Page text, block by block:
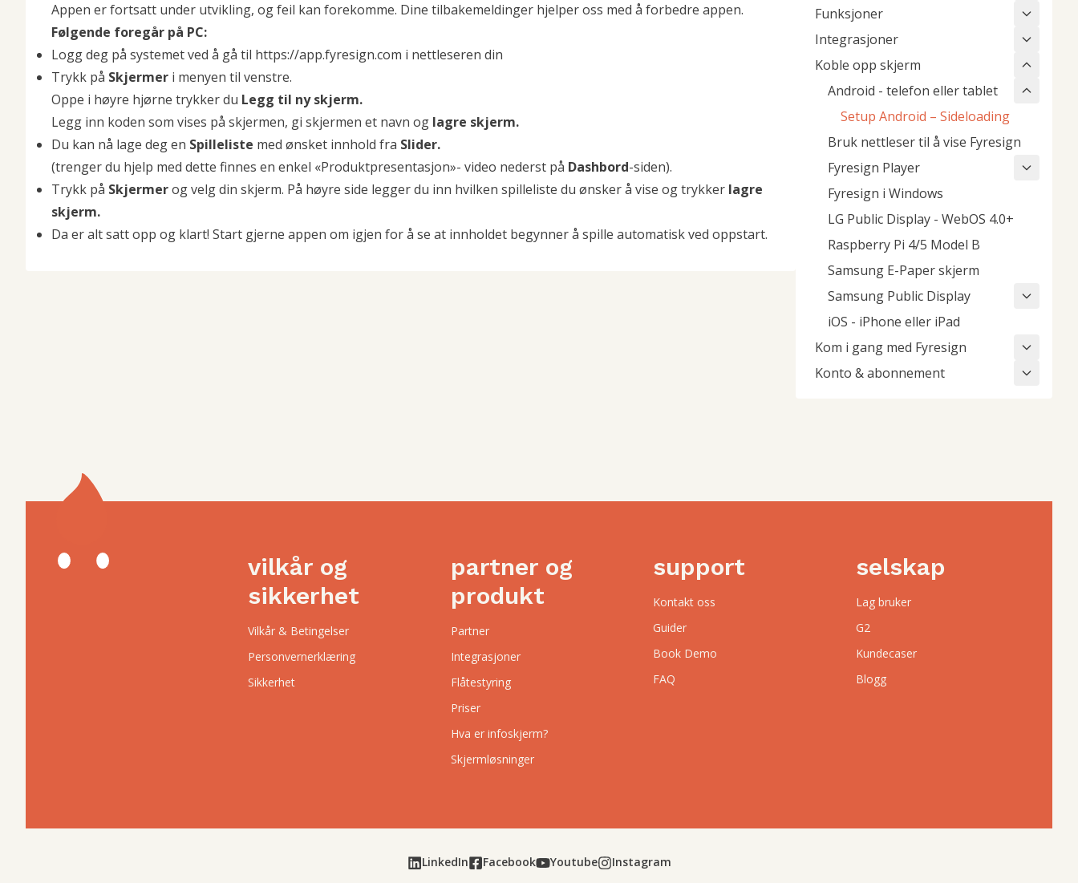
Appen er fortsatt under utvikling, og feil kan forekomme. Dine tilbakemeldinger hjelper oss med å forbedre appen.
Følgende foregår på PC:
Logg deg på systemet ved å gå til https://app.fyresign.com i nettleseren din
Trykk på Skjermer i menyen til venstre.
Oppe i høyre hjørne trykker du Legg til ny skjerm.
Legg inn koden som vises på skjermen, gi skjermen et navn og lagre skjerm.
Du kan nå lage deg en Spilleliste med ønsket innhold fra Slider.
(trenger du hjelp med dette finnes en enkel «Produktpresentasjon»- video nederst på Dashbord-siden).
Trykk på Skjermerog velg din skjerm. På høyre side legger du inn hvilken spilleliste du ønsker å vise og trykker lagre
skjerm.
Da er alt satt opp og klart! Start gjerne appen om igjen for å se at innholdet begynner å spille automatisk ved oppstart.
Funksjoner
Integrasjoner
Koble opp skjerm
Android - telefon eller tablet
Setup Android – Sideloading
Bruk nettleser til å vise Fyresign
Fyresign Player
Fyresign i Windows
LG Public Display - WebOS 4.0+
Raspberry Pi 4/5 Model B
Samsung E-Paper skjerm
Samsung Public Display
iOS - iPhone eller iPad
Kom i gang med Fyresign
Konto & abonnement
vilkår og
sikkerhet
Vilkår & Betingelser
Personvernerklæring
Sikkerhet
partner og
produkt
Partner
Integrasjoner
Flåtestyring
Priser
Hva er infoskjerm?
Skjermløsninger
support
Kontakt oss
Guider
Book Demo
FAQ
selskap
Lag bruker
G2
Kundecaser
Blogg
LinkedIn Facebook Youtube Instagram